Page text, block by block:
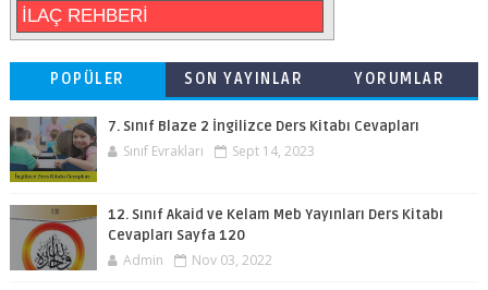
İLAÇ REHBERİ
POPÜLER SON YAYINLAR YORUMLAR
7. Sınıf Blaze 2 İngilizce Ders Kitabı Cevapları
Sınıf Evrakları Sept 14, 2023
12. Sınıf Akaid ve Kelam Meb Yayınları Ders Kitabı
Cevapları Sayfa 120
Admin Nov 03, 2022